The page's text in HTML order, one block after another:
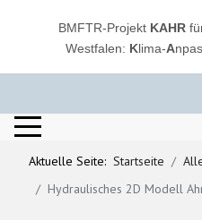
BMFTR-Projekt KAHR
Westfalen: Klima-A
Aktuelle Seite:Startseite
Hydraulisches 2D Modell